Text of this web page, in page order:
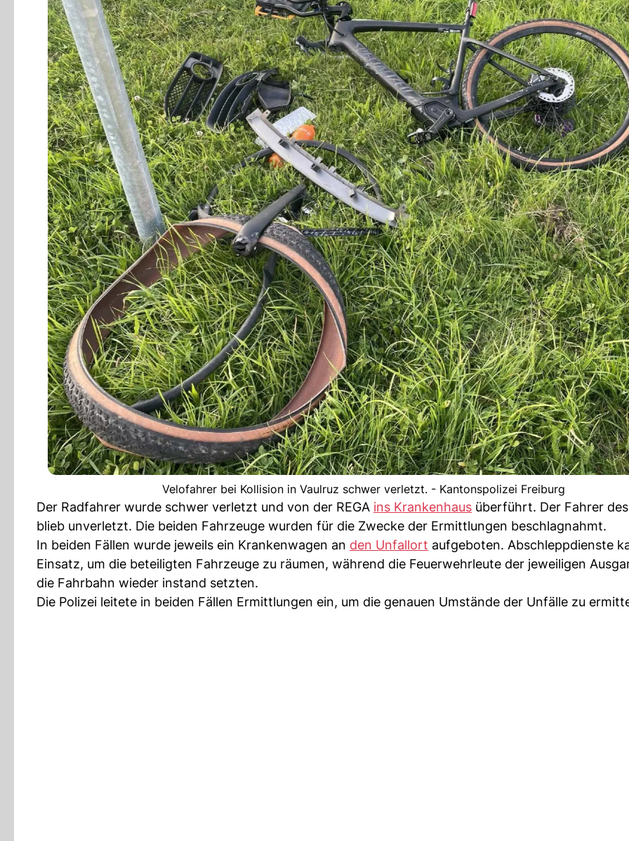
Velofahrer bei Kollision in Vaulruz schwer verletzt. - Kantonspolizei Freiburg
Der Radfahrer wurde schwer verletzt und von der REGA ins Krankenhaus überführt. Der Fahrer
blieb unverletzt. Die beiden Fahrzeuge wurden für die Zwecke der Ermittlungen beschlagnahmt.
In beiden Fällen wurde jeweils ein Krankenwagen an den Unfallort aufgeboten. Abschleppdienste
Einsatz, um die beteiligten Fahrzeuge zu räumen, während die Feuerwehrleute der jeweiligen
die Fahrbahn wieder instand setzten.
Die Polizei leitete in beiden Fällen Ermittlungen ein, um die genauen Umstände der Unfälle zu